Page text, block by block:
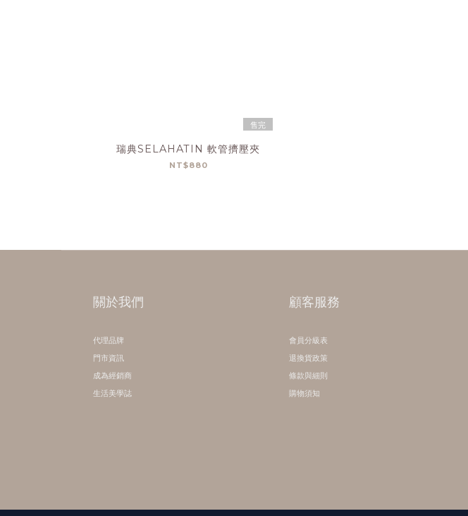
售完
瑞典SELAHATIN 軟管擠壓夾
NT$880
關於我們
代理品牌
門市資訊
成為經銷商
生活美學誌
顧客服務
會員分級表
退換貨政策
條款與細則
購物須知